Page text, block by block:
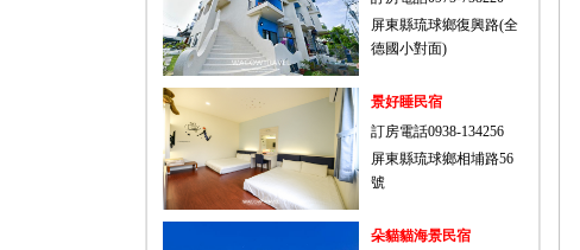
屏東縣琉球鄉復興路(全
德國小對面)
景好睡民宿
訂房電話0938-134256
屏東縣琉球鄉相埔路56
號
朵貓貓海景民宿